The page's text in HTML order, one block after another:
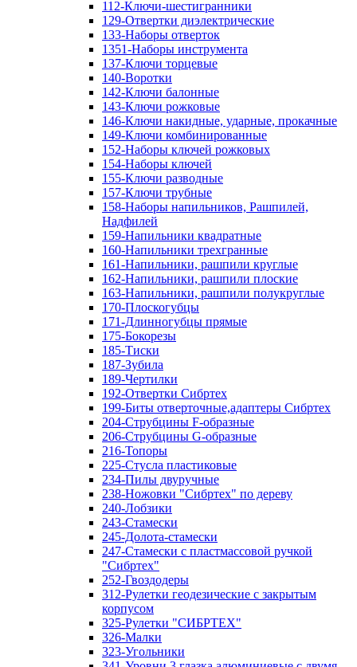
112-Ключи-шестигранники
129-Отвертки диэлектрические
133-Наборы отверток
1351-Наборы инструмента
137-Ключи торцевые
140-Воротки
142-Ключи балонные
143-Ключи рожковые
146-Ключи накидные, ударные, прокачные
149-Ключи комбинированные
152-Наборы ключей рожковых
154-Наборы ключей
155-Ключи разводные
157-Ключи трубные
158-Наборы напильников, Рашпилей,
Надфилей
159-Напильники квадратные
160-Напильники трехгранные
161-Напильники, рашпили круглые
162-Напильники, рашпили плоские
163-Напильники, рашпили полукруглые
170-Плоскогубцы
171-Длинногубцы прямые
175-Бокорезы
185-Тиски
187-Зубила
189-Чертилки
192-Отвертки Сибртех
199-Биты отверточные,адаптеры Сибртех
204-Струбцины F-образные
206-Струбцины G-образные
216-Топоры
225-Стусла пластиковые
234-Пилы двуручные
238-Ножовки "Сибртех" по дереву
240-Лобзики
243-Стамески
245-Долота-стамески
247-Стамески с пластмассовой ручкой
"Сибртех"
252-Гвоздодеры
312-Рулетки геодезические с закрытым
корпусом
325-Рулетки "СИБРТЕХ"
326-Малки
323-Угольники